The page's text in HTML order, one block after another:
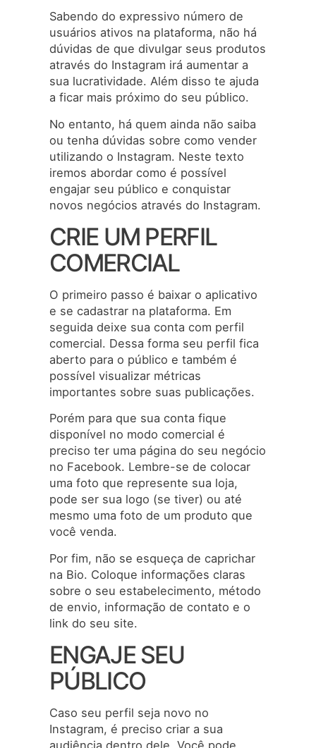
Sabendo do expressivo número de
usuários ativos na plataforma, não há
dúvidas de que divulgar seus produtos
através do Instagram irá aumentar a
sua lucratividade. Além disso te ajuda
a ficar mais próximo do seu público.
No entanto, há quem ainda não saiba
ou tenha dúvidas sobre como vender
utilizando o Instagram. Neste texto
iremos abordar como é possível
engajar seu público e conquistar
novos negócios através do Instagram.
CRIE UM PERFIL
COMERCIAL
O primeiro passo é baixar o aplicativo
e se cadastrar na plataforma. Em
seguida deixe sua conta com perfil
comercial. Dessa forma seu perfil fica
aberto para o público e também é
possível visualizar métricas
importantes sobre suas publicações.
Porém para que sua conta fique
disponível no modo comercial é
preciso ter uma página do seu negócio
no Facebook. Lembre-se de colocar
uma foto que represente sua loja,
pode ser sua logo (se tiver) ou até
mesmo uma foto de um produto que
você venda.
Por fim, não se esqueça de caprichar
na Bio. Coloque informações claras
sobre o seu estabelecimento, método
de envio, informação de contato e o
link do seu site.
ENGAJE SEU
PÚBLICO
Caso seu perfil seja novo no
Instagram, é preciso criar a sua